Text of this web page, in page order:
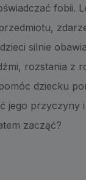
fobii.
silnie
rozstania z
dziecku
jego przyczyny
zacząć?